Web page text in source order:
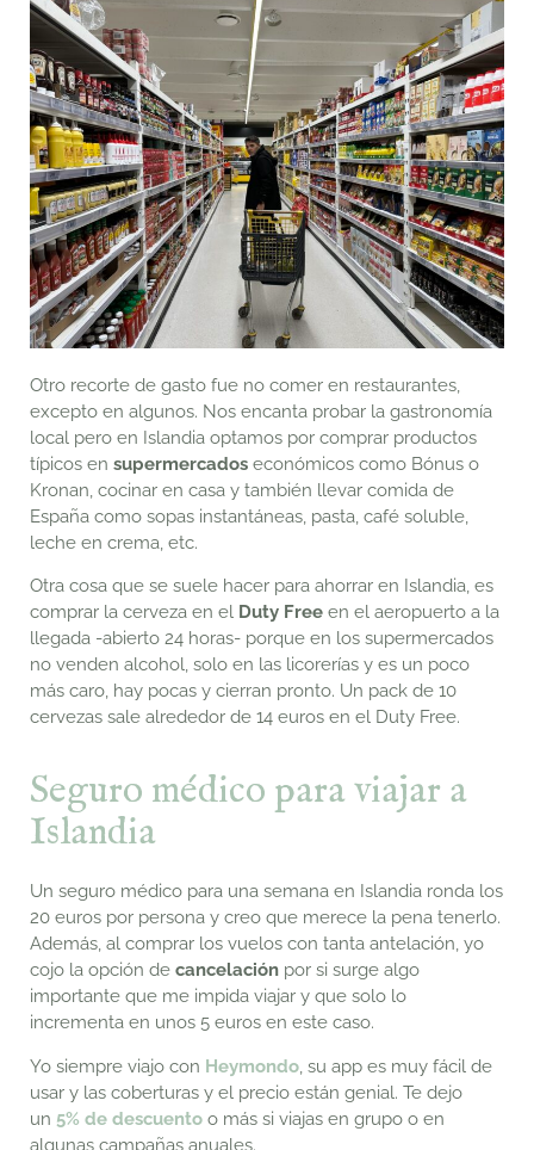
Otro recorte de gasto fue no comer en restaurantes,
excepto en algunos. Nos encanta probar la gastronomía
local pero en Islandia optamos por comprar productos
típicos en supermercados económicos como Bónus o
Kronan, cocinar en casa y también llevar comida de
España como sopas instantáneas, pasta, café soluble,
leche en crema, etc.
Otra cosa que se suele hacer para ahorrar en Islandia, es
comprar la cerveza en el Duty Free en el aeropuerto a la
llegada -abierto 24 horas- porque en los supermercados
no venden alcohol, solo en las licorerías y es un poco
más caro, hay pocas y cierran pronto. Un pack de 10
cervezas sale alrededor de 14 euros en el Duty Free.
Seguro médico para viajar a
Islandia
Un seguro médico para una semana en Islandia ronda los
20 euros por persona y creo que merece la pena tenerlo.
Además, al comprar los vuelos con tanta antelación, yo
cojo la opción de cancelación por si surge algo
importante que me impida viajar y que solo lo
incrementa en unos 5 euros en este caso.
Yo siempre viajo con Heymondo, su app es muy fácil de
usar y las coberturas y el precio están genial. Te dejo
un 5% de descuento o más si viajas en grupo o en
algunas campañas anuales.